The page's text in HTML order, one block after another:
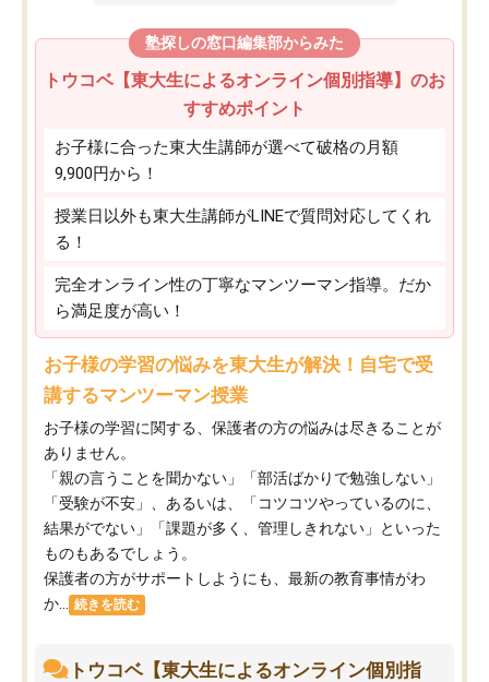
塾探しの窓口編集部からみた
トウコベ【東大生によるオンライン個別指導】のお
すすめポイント
お子様に合った東大生講師が選べて破格の月額
9,900円から！
授業日以外も東大生講師がLINEで質問対応してくれ
る！
完全オンライン性の丁寧なマンツーマン指導。だか
ら満足度が高い！
お子様の学習の悩みを東大生が解決！自宅で受
講するマンツーマン授業
お子様の学習に関する、保護者の方の悩みは尽きることが
ありません。
「親の言うことを聞かない」「部活ばかりで勉強しない」
「受験が不安」、あるいは、「コツコツやっているのに、
結果がでない」「課題が多く、管理しきれない」といった
ものもあるでしょう。
保護者の方がサポートしようにも、最新の教育事情がわ
か...
続きを読む
トウコベ【東大生によるオンライン個別指